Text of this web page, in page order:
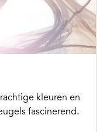
kleuren en
fascinerend.